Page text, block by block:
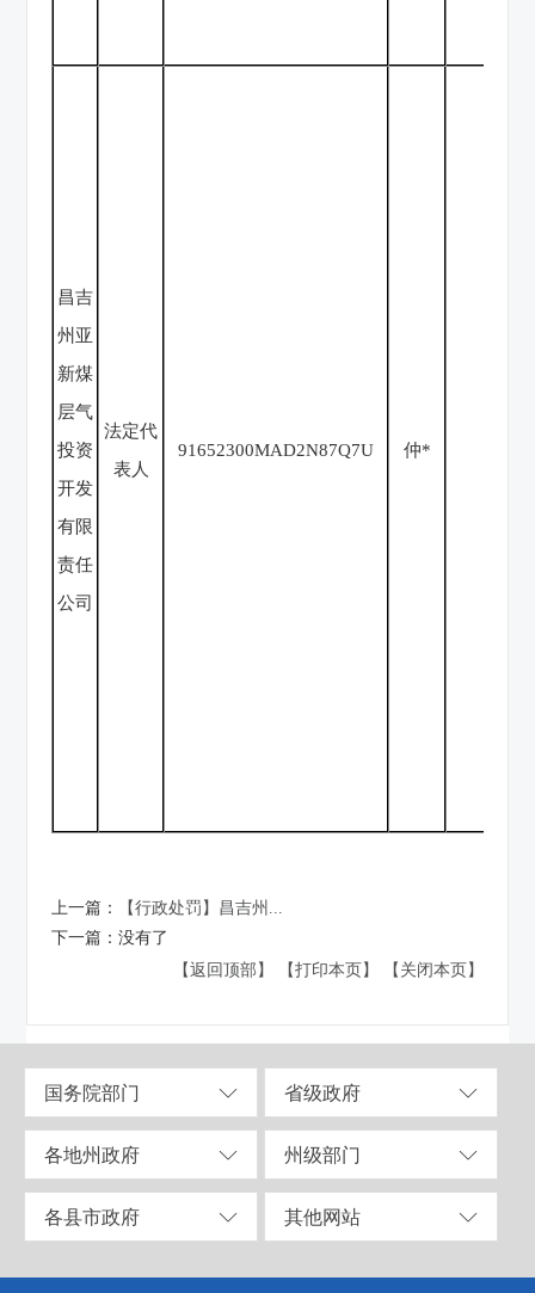
昌吉
州亚
新煤
层气
投资
开发
有限
责任
公司
法定代
表人
91652300MAD2N87Q7U 仲*
上一篇：
【行政处罚】昌吉州...
下一篇：没有了
【返回顶部】
【打印本页】 【关闭本页】
国务院部门 省级政府
各地州政府 州级部门
各县市政府 其他网站